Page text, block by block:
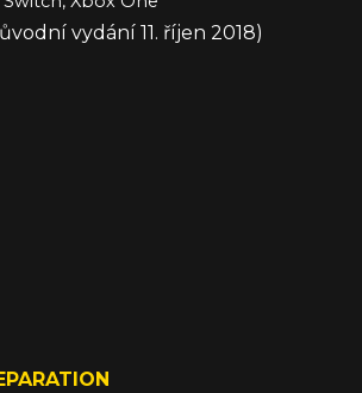
vydání 11. říjen 2018)